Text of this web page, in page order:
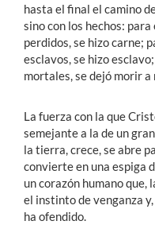
hasta el final el camino
sino con los hechos:
perdidos, se hizo carne;
esclavos, se hizo
mortales, se dejó morir a
La fuerza con la que
semejante a la de un
la tierra, crece, se abre
convierte en una espiga
un corazón humano que,
el instinto de venganza
ha ofendido.